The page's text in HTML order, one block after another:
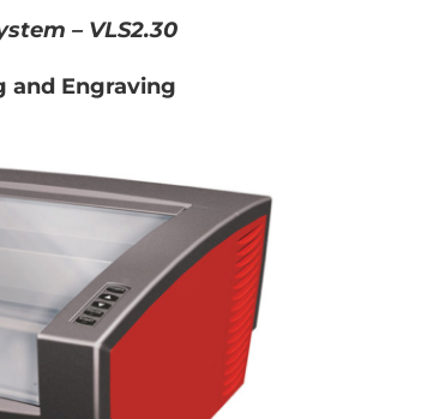
– VLS2.30
and Engraving